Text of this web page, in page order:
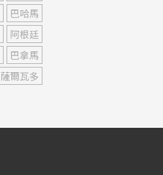
巴哈馬
阿根廷
巴拿馬
薩爾瓦多